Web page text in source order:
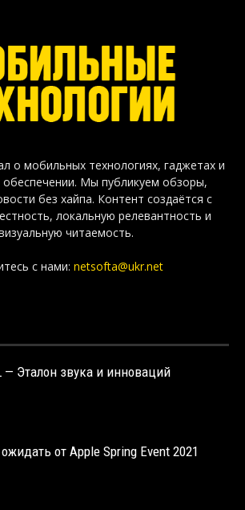
о мобильных технологиях, гаджетах и
Мы публикуем обзоры,
без хайпа. Контент создаётся с
локальную релевантность и
читаемость.
с нами: netsofta@ukr.net
— Эталон звука и инноваций
от Apple Spring Event 2021